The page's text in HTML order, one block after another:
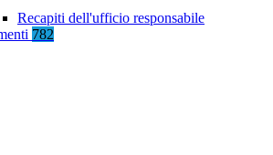
Recapiti dell'ufficio responsabile
782